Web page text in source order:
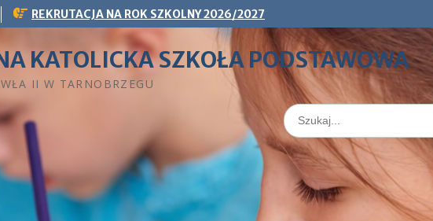
REKRUTACJA NA ROK SZKOLNY 2026/2027
KATOLICKA SZKOŁA PODSTAWOWA
II W TARNOBRZEGU
Search
for: